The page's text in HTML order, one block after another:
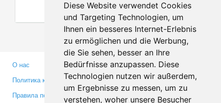
Diese Website verwendet Cookies
und Targeting Technologien, um
Ihnen ein besseres Internet-Erlebnis
zu ermöglichen und die Werbung,
die Sie sehen, besser an Ihre
Bedürfnisse anzupassen. Diese
Technologien nutzen wir außerdem,
um Ergebnisse zu messen, um zu
verstehen, woher unsere Besucher
О нас
Политика конфиденциальности
Правила пользования
Партнерам
Инвесторам